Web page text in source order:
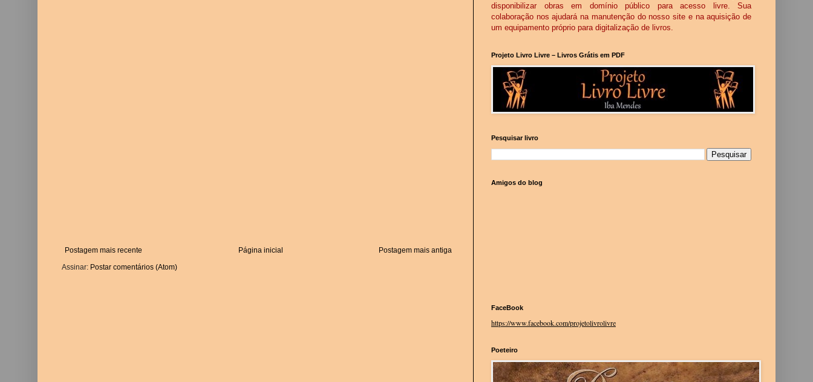
Postagem mais recente Postagem mais antiga
Página inicial
Assinar: Postar comentários (Atom)
disponibilizar obras em domínio público para acesso livre. Sua
colaboração nos ajudará na manutenção do nosso site e na aquisição de
um equipamento próprio para digitalização de livros.
Projeto Livro Livre – Livros Grátis em PDF
Pesquisar livro
Amigos do blog
FaceBook
https://www.facebook.com/projetolivrolivre
Poeteiro